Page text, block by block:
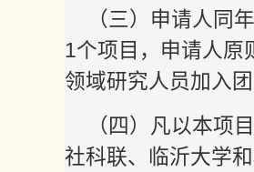
（三）申请人同
1个项目，申请人原
领域研究人员加入
（四）凡以本项
社科联、临沂大学